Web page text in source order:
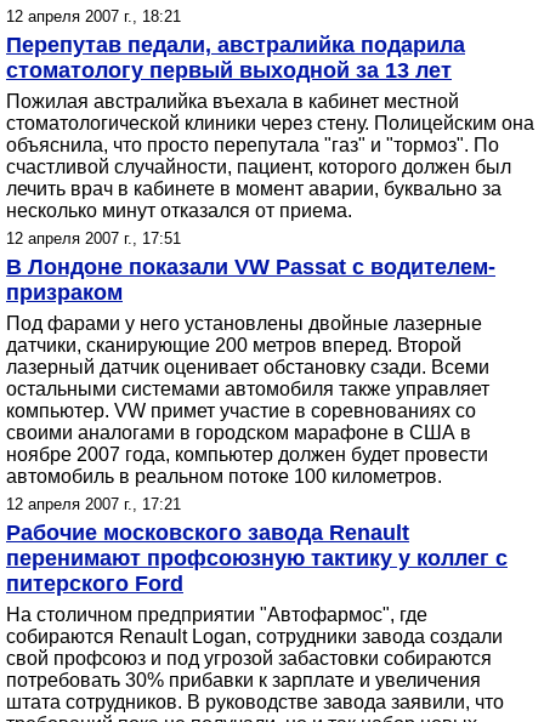
12 апреля 2007 г., 18:21
Перепутав педали, австралийка подарила
стоматологу первый выходной за 13 лет
Пожилая австралийка въехала в кабинет местной
стоматологической клиники через стену. Полицейским она
объяснила, что просто перепутала "газ" и "тормоз". По
счастливой случайности, пациент, которого должен был
лечить врач в кабинете в момент аварии, буквально за
несколько минут отказался от приема.
12 апреля 2007 г., 17:51
В Лондоне показали VW Passat с водителем-
призраком
Под фарами у него установлены двойные лазерные
датчики, сканирующие 200 метров вперед. Второй
лазерный датчик оценивает обстановку сзади. Всеми
остальными системами автомобиля также управляет
компьютер. VW примет участие в соревнованиях со
своими аналогами в городском марафоне в США в
ноябре 2007 года, компьютер должен будет провести
автомобиль в реальном потоке 100 километров.
12 апреля 2007 г., 17:21
Рабочие московского завода Renault
перенимают профсоюзную тактику у коллег с
питерского Ford
На столичном предприятии "Автофармос", где
собираются Renault Logan, сотрудники завода создали
свой профсоюз и под угрозой забастовки собираются
потребовать 30% прибавки к зарплате и увеличения
штата сотрудников. В руководстве завода заявили, что